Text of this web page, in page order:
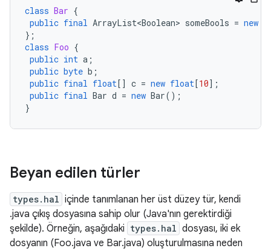
class Bar {
public final ArrayList<Boolean> someBools = new
};
class Foo {
public int a ;
public byte b ;
public final float[] c = new float[10] ;
public final Bar d = new Bar();
}
Beyan edilen türler
types.hal içinde tanımlanan her üst düzey tür, kendi
.java çıkış dosyasına sahip olur (Java'nın gerektirdiği
şekilde). Örneğin, aşağıdaki types.hal dosyası, iki ek
dosyanın (Foo.java ve Bar.java) oluşturulmasına neden